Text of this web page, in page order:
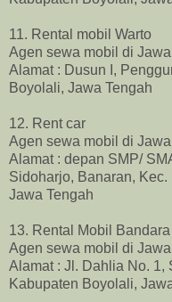
11. Rental mobil Warto
Agen sewa mobil di
Alamat : Dusun I,
Boyolali, Jawa Tengah
12. Rent car
Agen sewa mobil di
Alamat : depan SMP/
Sidoharjo, Banaran,
Jawa Tengah
13. Rental Mobil
Agen sewa mobil di
Alamat : Jl. Dahlia No. 1,
Kabupaten Boyolali,